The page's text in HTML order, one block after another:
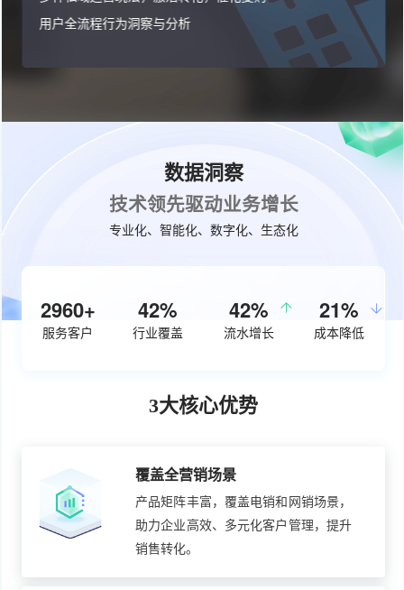
用户全流程行为洞察与分析
数据洞察
技术领先驱动业务增长
专业化、智能化、数字化、生态化
3800+
服务客户
54%
行业覆盖
50%
流水增长
27%
成本降低
3大核心优势
覆盖全营销场景
产品矩阵丰富，覆盖电销和网销场景，
助力企业高效、多元化客户管理，提升
销售转化。